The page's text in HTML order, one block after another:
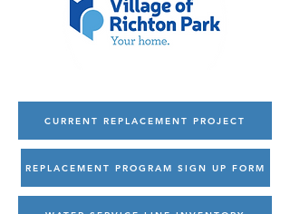
CURRENT REPLACEMENT PROJECT
REPLACEMENT PROGRAM SIGN UP FORM